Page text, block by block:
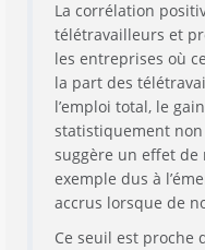
La corrélation
télétravailleurs et
les entreprises où
la part des
l’emploi total, le
statistiquement
suggère un effet de
exemple dus à
accrus lorsque de
Ce seuil est proche